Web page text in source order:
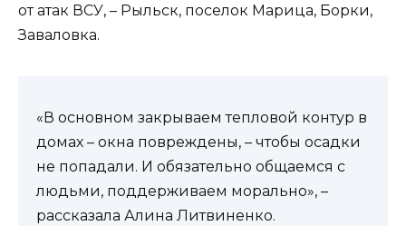
от атак ВСУ, – Рыльск, поселок Марица, Борки,
Заваловка.
«В основном закрываем тепловой контур в
домах – окна повреждены, – чтобы осадки
не попадали. И обязательно общаемся с
людьми, поддерживаем морально», –
рассказала Алина Литвиненко.